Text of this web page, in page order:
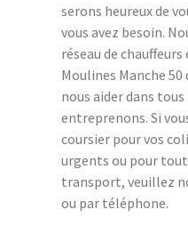
serons heureux de
vous avez besoin.
réseau de
Moulines Manche
nous aider dans
entreprenons. Si
coursier pour vos
urgents ou pour
transport, veuillez
ou par téléphone.